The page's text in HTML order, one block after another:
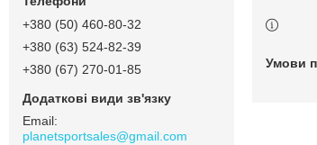
+380 (50) 460-80-32
+380 (63) 524-82-39
+380 (67) 270-01-85
planetsportsales@gmail.com